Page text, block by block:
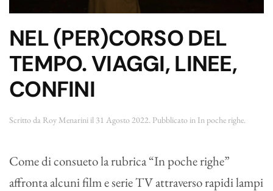
NEL (PER)CORSO DEL
TEMPO. VIAGGI, LINEE,
CONFINI
Scritto da Roy Menarini il 31 Agosto 2022 . Pubblicato in In poche righe
Come di consueto la rubrica “In poche righe”
affronta alcuni film e serie TV attraverso rapidi lampi